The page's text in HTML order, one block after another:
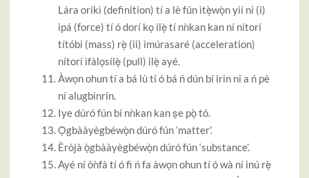
Lára oríkì (definition) tí a lè fún ìtẹ̀wọ̀n yìí ni (i)
ipá (force) tí ó dorí kọ ilẹ̀ tí nǹkan kan ní nítorí
títóbi (mass) rẹ̀ (ii) ìmúrasaré (acceleration)
nítorí ìfàlọsílẹ̀ (pull) ilẹ̀ ayé.
Àwọn ohun tí a bá lù tí ó bá ń dún bí irin ni a ń pè
ní alugbinrin.
Iye dúró fún bí nǹkan kan ṣe pọ̀ tó.
Ọ̀gbààyègbéwọ̀n dúró fún ‘matter’.
Èròjà ọ̀gbààyègbéwọ̀n dúró fún ‘substance’.
Ayé ní òǹfà tí ó fi ń fa àwọn ohun tí ó wà ní inú rẹ̀